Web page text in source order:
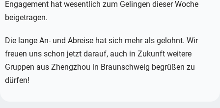
Engagement hat wesentlich zum Gelingen dieser Woche
beigetragen.
Die lange An- und Abreise hat sich mehr als gelohnt. Wir
freuen uns schon jetzt darauf, auch in Zukunft weitere
Gruppen aus Zhengzhou in Braunschweig begrüßen zu
dürfen!